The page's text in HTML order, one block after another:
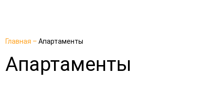
Главная –Апартаменты
Апартаменты